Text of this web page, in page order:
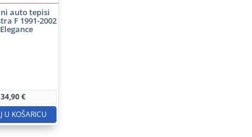
auto tepisi
F 1991-2002
34,90€
U KOŠARICU